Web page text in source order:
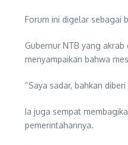
Forum ini digelar sebagai
Gubernur NTB yang
menyampaikan bahwa
“Saya sadar, bahkan
Ia juga sempat
pemerintahannya.